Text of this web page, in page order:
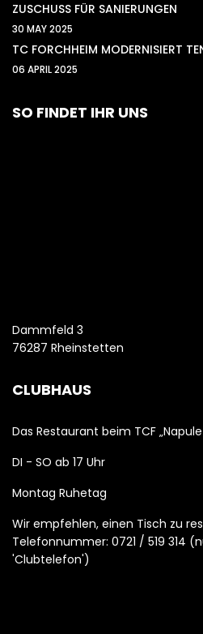
ZUSCHUSS FÜR SANIERUNGEN
30 MAY 2025
TC FORCHHEIM MODERNISIERT
06 APRIL 2025
SO FINDET IHR UNS
Dammfeld 3
76287 Rheinstetten
CLUBHAUS
Das Restaurant beim TCF
DI - SO ab 17 Uhr
Montag Ruhetag
Wir empfehlen, einen Tisch zu
Telefonnummer: 0721 / 519 314
'Clubtelefon')